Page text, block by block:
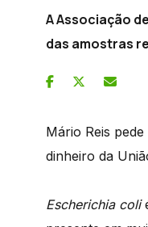
A Associação
das amostras
Mário Reis
dinheiro da
Escherichia coli